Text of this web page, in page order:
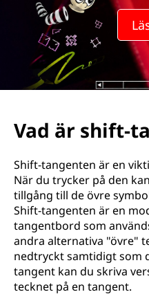
n
n
Vad är shift-
Shift-tangenten är en
När du trycker på den
tillgång till de övre
Shift-tangenten är en
tangentbord som
andra alternativa "övre"
nedtryckt samtidigt som
tangent kan du skriva
tecknet på en tangent.